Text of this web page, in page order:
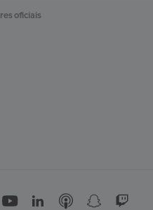
oficiais